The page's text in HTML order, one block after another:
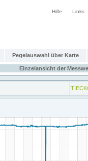
Hilfe Links
Pegelauswahl über Karte
Einzelansicht der